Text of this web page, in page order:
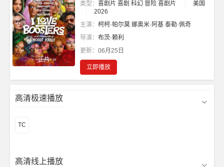
正片
类型： 喜剧片 喜剧 科幻 冒险 喜剧片
美国
2026
主演： 柯柯·帕尔莫 娜奥米·阿基 泰勒·佩奇
导演： 布茨·赖利
更新： 06月25日
立即播放
高清极速播放
TC
高清线上播放